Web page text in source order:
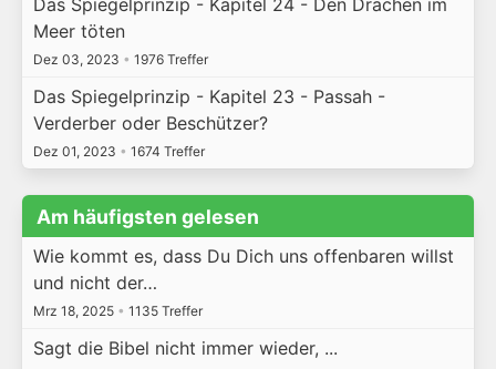
Das Spiegelprinzip - Kapitel 24 - Den Drachen im
Meer töten
Dez 03, 2023 • 1976 Treffer
Das Spiegelprinzip - Kapitel 23 - Passah -
Verderber oder Beschützer?
Dez 01, 2023 • 1674 Treffer
Am häufigsten gelesen
Wie kommt es, dass Du Dich uns offenbaren willst
und nicht der…
Mrz 18, 2025 • 1135 Treffer
Sagt die Bibel nicht immer wieder, ...